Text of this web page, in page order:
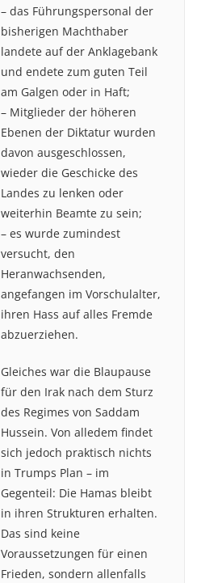
– das Führungspersonal der
bisherigen Machthaber
landete auf der Anklagebank
und endete zum guten Teil
am Galgen oder in Haft;
– Mitglieder der höheren
Ebenen der Diktatur wurden
davon ausgeschlossen,
wieder die Geschicke des
Landes zu lenken oder
weiterhin Beamte zu sein;
– es wurde zumindest
versucht, den
Heranwachsenden,
angefangen im Vorschulalter,
ihren Hass auf alles Fremde
abzuerziehen.
Gleiches war die Blaupause
für den Irak nach dem Sturz
des Regimes von Saddam
Hussein. Von alledem findet
sich jedoch praktisch nichts
in Trumps Plan – im
Gegenteil: Die Hamas bleibt
in ihren Strukturen erhalten.
Das sind keine
Voraussetzungen für einen
Frieden, sondern allenfalls